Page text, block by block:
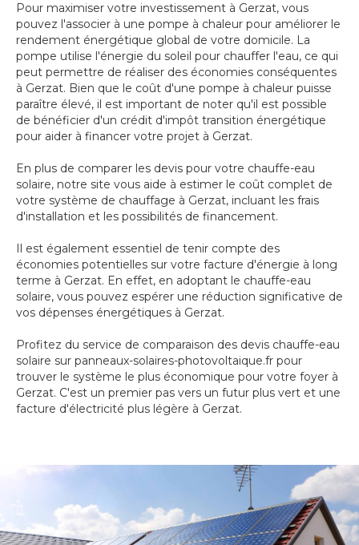
Pour maximiser votre investissement à Gerzat, vous
pouvez l'associer à une pompe à chaleur pour améliorer le
rendement énergétique global de votre domicile. La
pompe utilise l'énergie du soleil pour chauffer l'eau, ce qui
peut permettre de réaliser des économies conséquentes
à Gerzat. Bien que le coût d'une pompe à chaleur puisse
paraître élevé, il est important de noter qu'il est possible
de bénéficier d'un crédit d'impôt transition énergétique
pour aider à financer votre projet à Gerzat.
En plus de comparer les devis pour votre chauffe-eau
solaire, notre site vous aide à estimer le coût complet de
votre système de chauffage à Gerzat, incluant les frais
d'installation et les possibilités de financement.
Il est également essentiel de tenir compte des
économies potentielles sur votre facture d'énergie à long
terme à Gerzat. En effet, en adoptant le chauffe-eau
solaire, vous pouvez espérer une réduction significative de
vos dépenses énergétiques à Gerzat.
Profitez du service de comparaison des devis chauffe-eau
solaire sur panneaux-solaires-photovoltaique.fr pour
trouver le système le plus économique pour votre foyer à
Gerzat. C'est un premier pas vers un futur plus vert et une
facture d'électricité plus légère à Gerzat.